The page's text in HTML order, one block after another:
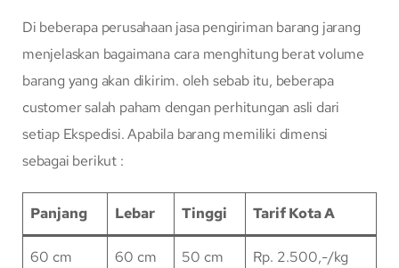
Di beberapa perusahaan jasa pengiriman barang jarang
menjelaskan bagaimana cara menghitung berat volume
barang yang akan dikirim. oleh sebab itu, beberapa
customer salah paham dengan perhitungan asli dari
setiap Ekspedisi. Apabila barang memiliki dimensi
sebagai berikut :
Panjang Lebar Tinggi Tarif Kota A
60 cm 60 cm 50 cm Rp. 2.500,-/kg